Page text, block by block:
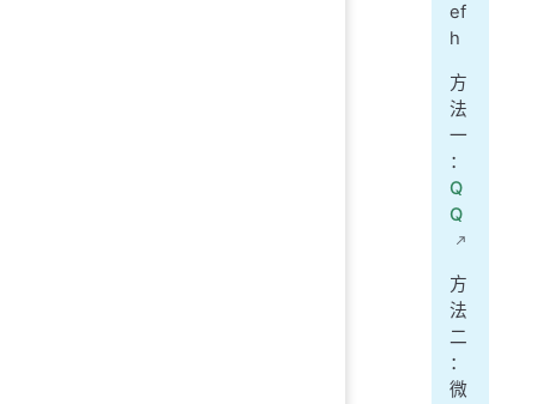
ef
h
方
法
一
：
Q
Q
方
法
二
：
微